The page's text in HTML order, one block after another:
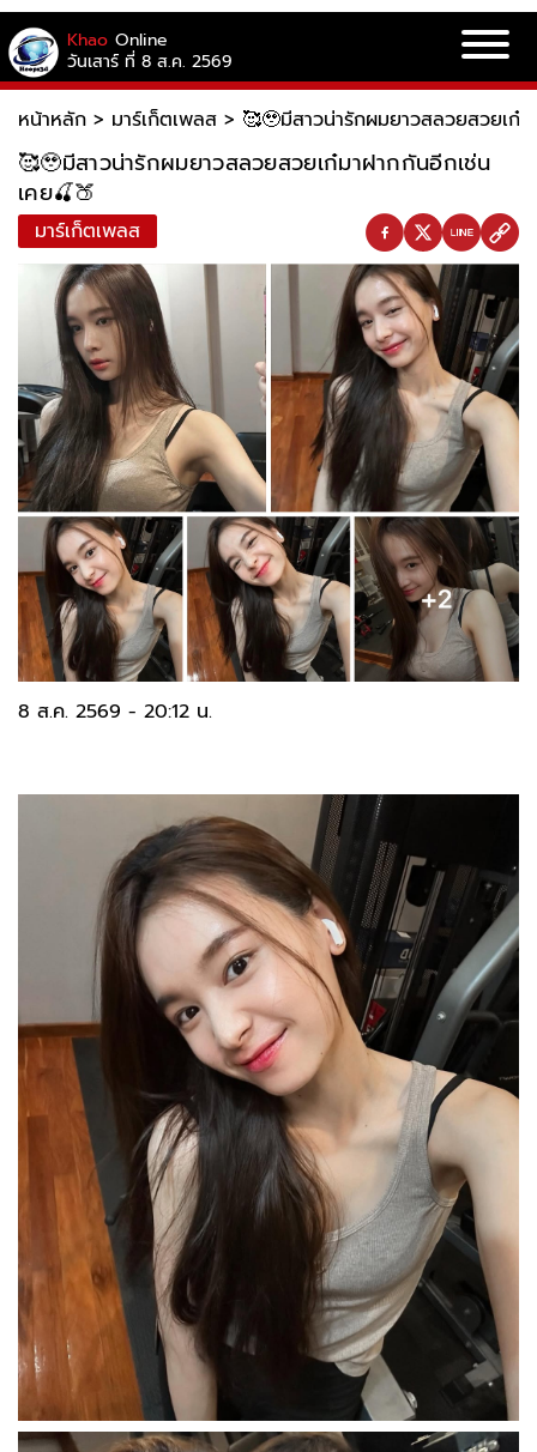
Khao Online
วันเสาร์ ที่ 8 ส.ค. 2569
หน้าหลัก > มาร์เก็ตเพลส > 🥰🥹มีสาวน่ารักผมยาวสลวยสวยเก๋
🥰🥹มีสาวน่ารักผมยาวสลวยสวยเก๋มาฝากกันอีกเช่น
เคย🍒🍑
มาร์เก็ตเพลส
8 ส.ค. 2569 - 20:12 น.